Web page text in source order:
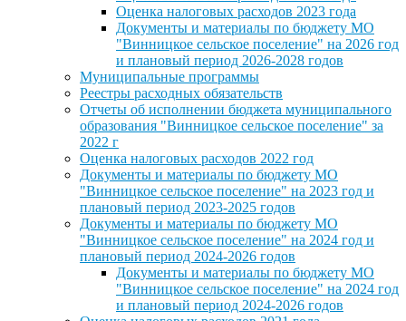
Оценка налоговых расходов 2023 года
Документы и материалы по бюджету МО
"Винницкое сельское поселение" на 2026 год
и плановый период 2026-2028 годов
Муниципальные программы
Реестры расходных обязательств
Отчеты об исполнении бюджета муниципального
образования "Винницкое сельское поселение" за
2022 г
Оценка налоговых расходов 2022 год
Документы и материалы по бюджету МО
"Винницкое сельское поселение" на 2023 год и
плановый период 2023-2025 годов
Документы и материалы по бюджету МО
"Винницкое сельское поселение" на 2024 год и
плановый период 2024-2026 годов
Документы и материалы по бюджету МО
"Винницкое сельское поселение" на 2024 год
и плановый период 2024-2026 годов